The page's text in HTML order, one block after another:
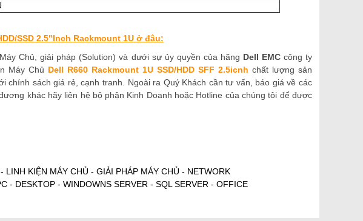
SSD 2.5"Inch Rackmount 1U ở đâu:
Chủ, giải pháp (Solution) và dưới sự ủy quyền của hãng Dell EMC công ty
Máy Chủ Dell R660 Rackmount 1U SSD/HDD SFF 2.5icnh chất lượng sản
chính sách giá rẻ, cạnh tranh. Ngoài ra Quý Khách cần tư vấn, báo giá về các
khác hãy liên hệ bộ phận Kinh Doanh hoặc Hotline của chúng tôi để được
KIỆN MÁY CHỦ - GIẢI PHÁP MÁY CHỦ - NETWORK
- DESKTOP - WINDOWNS SERVER - SQL SERVER - OFFICE